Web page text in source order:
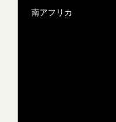
南アフリカ